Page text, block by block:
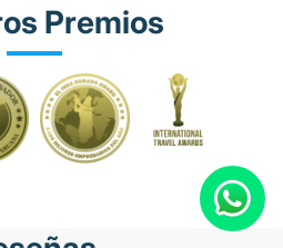
Premios